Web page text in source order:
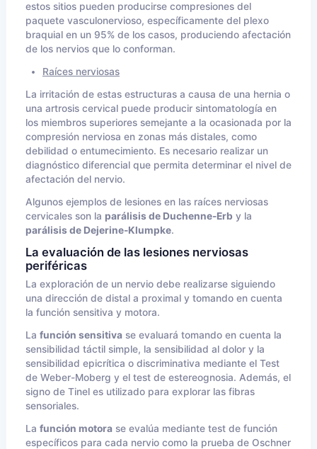
estos sitios pueden producirse compresiones del
paquete vasculonervioso, específicamente del plexo
braquial en un 95% de los casos, produciendo afectación
de los nervios que lo conforman.
Raíces nerviosas
La irritación de estas estructuras a causa de una hernia o
una artrosis cervical puede producir sintomatología en
los miembros superiores semejante a la ocasionada por la
compresión nerviosa en zonas más distales, como
debilidad o entumecimiento. Es necesario realizar un
diagnóstico diferencial que permita determinar el nivel de
afectación del nervio.
Algunos ejemplos de lesiones en las raíces nerviosas
cervicales son la parálisis de Duchenne-Erb y la
parálisis de Dejerine-Klumpke.
La evaluación de las lesiones nerviosas
periféricas
La exploración de un nervio debe realizarse siguiendo
una dirección de distal a proximal y tomando en cuenta
la función sensitiva y motora.
La función sensitiva se evaluará tomando en cuenta la
sensibilidad táctil simple, la sensibilidad al dolor y la
sensibilidad epicrítica o discriminativa mediante el Test
de Weber-Moberg y el test de estereognosia. Además, el
signo de Tinel es utilizado para explorar las fibras
sensoriales.
La función motora se evalúa mediante test de función
específicos para cada nervio como la prueba de Oschner